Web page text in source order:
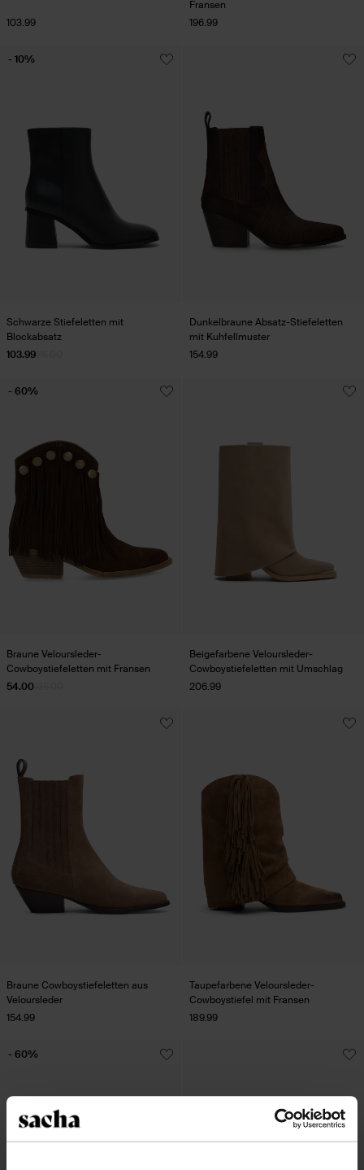
103.99
Fransen
196.99
Schwarze Stiefeletten mit
Blockabsatz
103.99
- 10%
Dunkelbraune Absatz-Stiefeletten
mit Kuhfellmuster
154.99
Braune Veloursleder-
Cowboystiefeletten mit Fransen
54.00
- 60%
Beigefarbene Veloursleder-
Cowboystiefeletten mit Umschlag
206.99
Braune Cowboystiefeletten aus
Veloursleder
154.99
Taupefarbene Veloursleder-
Cowboystiefel mit Fransen
189.99
- 60%